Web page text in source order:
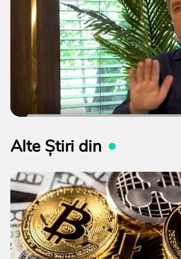
Alte Știri din